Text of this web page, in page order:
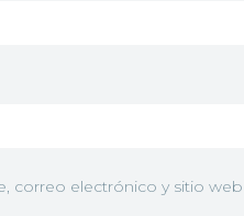
correo electrónico y sitio